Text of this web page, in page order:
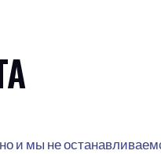
и мы не